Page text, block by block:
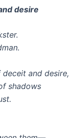
desire
and desire,
shadows